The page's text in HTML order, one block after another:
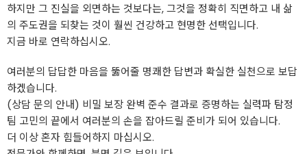
하지만 그 진실을 외면하는 것보다는, 그것을 정확히 직면하고 내 삶
의 주도권을 되찾는 것이 훨씬 건강하고 현명한 선택입니다.
​지금 바로 연락하십시오.
여러분의 답답한 마음을 뚫어줄 명쾌한 답변과 확실한 실천으로 보답
하겠습니다.
​(상담 문의 안내) ​비밀 보장 완벽 준수 ​결과로 증명하는 실력파 탐정
팀 ​고민의 끝에서 여러분의 손을 잡아드릴 준비가 되어 있습니다.
더 이상 혼자 힘들어하지 마십시오.